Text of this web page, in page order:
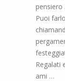
pensiero .
Puoi
Regalati
ami …